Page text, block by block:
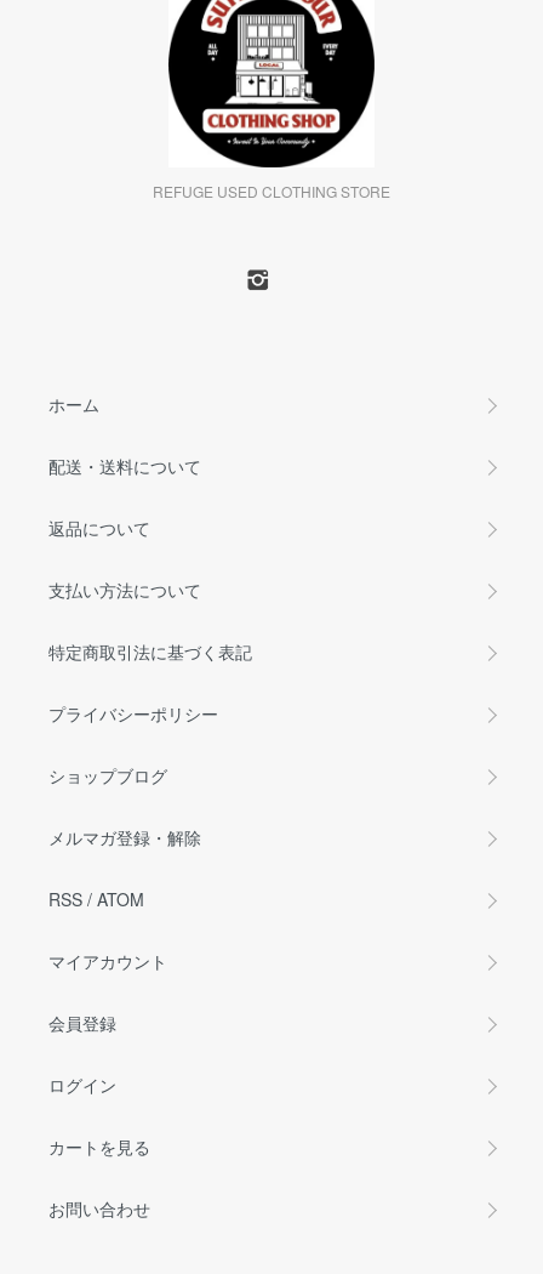
REFUGE USED CLOTHING STORE
ホーム
配送・送料について
返品について
支払い方法について
特定商取引法に基づく表記
プライバシーポリシー
ショップブログ
メルマガ登録・解除
RSS / ATOM
マイアカウント
会員登録
ログイン
カートを見る
お問い合わせ